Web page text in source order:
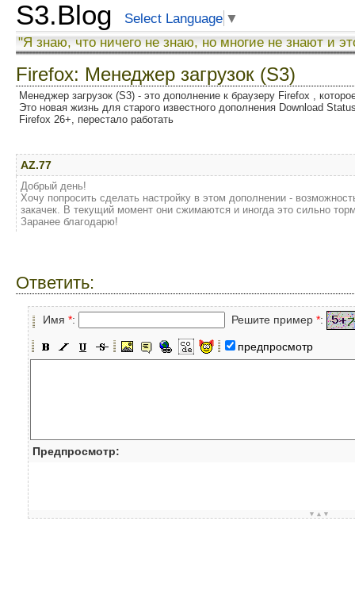
S3.Blog Select Language ▼
"Я знаю, что ничего не знаю, но многие не знают и
Firefox: Менеджер загрузок (S3)
Менеджер загрузок (S3) - это дополнение к браузеру Firefox ,
Это новая жизнь для старого известного дополнения Download
Firefox 26+, перестало работать
AZ.77
Добрый день!
Хочу попросить сделать настройку в этом дополнении -
закачек. В текущий момент они сжимаются и иногда это сильно
Заранее благодарю!
Ответить:
Имя *: Решите пример *:
предпросмотр
Предпросмотр:
▼▲▼